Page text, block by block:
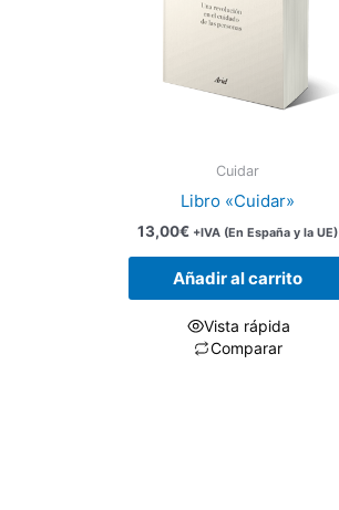
Cuidar
Libro «Cuidar»
13,00€ +IVA (En España y la UE)
Añadir al carrito
Vista rápida
Comparar